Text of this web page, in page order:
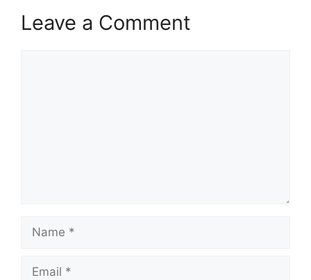
Leave a Comment